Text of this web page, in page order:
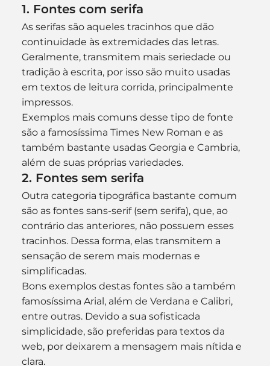
1. Fontes com serifa
As serifas são aqueles tracinhos que dão
continuidade às extremidades das letras.
Geralmente, transmitem mais seriedade ou
tradição à escrita, por isso são muito usadas
em textos de leitura corrida, principalmente
impressos.
Exemplos mais comuns desse tipo de fonte
são a famosíssima Times New Roman e as
também bastante usadas Georgia e Cambria,
além de suas próprias variedades.
2. Fontes sem serifa
Outra categoria tipográfica bastante comum
são as fontes sans-serif (sem serifa), que, ao
contrário das anteriores, não possuem esses
tracinhos. Dessa forma, elas transmitem a
sensação de serem mais modernas e
simplificadas.
Bons exemplos destas fontes são a também
famosíssima Arial, além de Verdana e Calibri,
entre outras. Devido a sua sofisticada
simplicidade, são preferidas para textos da
web, por deixarem a mensagem mais nítida e
clara.